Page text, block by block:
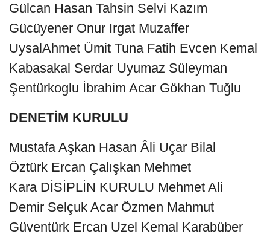
Gülcan Hasan Tahsin Selvi Kazım
Gücüyener Onur Irgat Muzaffer
UysalAhmet Ümit Tuna Fatih Evcen Kemal
Kabasakal Serdar Uyumaz Süleyman
Şentürkoglu İbrahim Acar Gökhan Tuğlu
DENETİM KURULU
Mustafa Aşkan Hasan Âli Uçar Bilal
Öztürk Ercan Çalışkan Mehmet
Kara DİSİPLİN KURULU Mehmet Ali
Demir Selçuk Acar Özmen Mahmut
Güventürk Ercan Uzel Kemal Karabüber